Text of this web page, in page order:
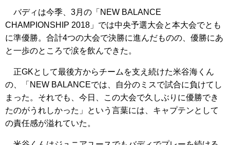
バディは今季、3月の「NEW BALANCE
CHAMPIONSHIP 2018」では中央予選大会と本大会でとも
に準優勝。合計4つの大会で決勝に進んだものの、優勝にあ
と一歩のところで涙を飲んできた。
正GKとして最後方からチームを支え続けた米谷海くん
の、「NEW BALANCEでは、自分のミスで試合に負けてし
まった。それでも、今日、この大会で久しぶりに優勝でき
たのがうれしかった」という言葉には、キャプテンとして
の責任感が溢れていた。